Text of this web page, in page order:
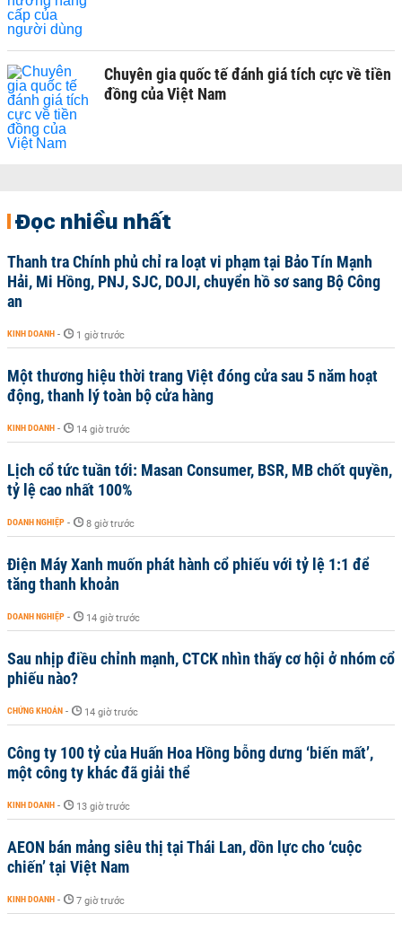
Chuyên gia quốc tế đánh giá tích cực về tiền
đồng của Việt Nam
Đọc nhiều nhất
Thanh tra Chính phủ chỉ ra loạt vi phạm tại Bảo Tín Mạnh
Hải, Mi Hồng, PNJ, SJC, DOJI, chuyển hồ sơ sang Bộ Công
an
KINH DOANH - 1 giờ trước
Một thương hiệu thời trang Việt đóng cửa sau 5 năm hoạt
động, thanh lý toàn bộ cửa hàng
KINH DOANH - 14 giờ trước
Lịch cổ tức tuần tới: Masan Consumer, BSR, MB chốt quyền,
tỷ lệ cao nhất 100%
DOANH NGHIỆP - 8 giờ trước
Điện Máy Xanh muốn phát hành cổ phiếu với tỷ lệ 1:1 để
tăng thanh khoản
DOANH NGHIỆP - 14 giờ trước
Sau nhịp điều chỉnh mạnh, CTCK nhìn thấy cơ hội ở nhóm cổ
phiếu nào?
CHỨNG KHOÁN - 14 giờ trước
Công ty 100 tỷ của Huấn Hoa Hồng bỗng dưng ‘biến mất’,
một công ty khác đã giải thể
KINH DOANH - 13 giờ trước
AEON bán mảng siêu thị tại Thái Lan, dồn lực cho ‘cuộc
chiến’ tại Việt Nam
KINH DOANH - 7 giờ trước